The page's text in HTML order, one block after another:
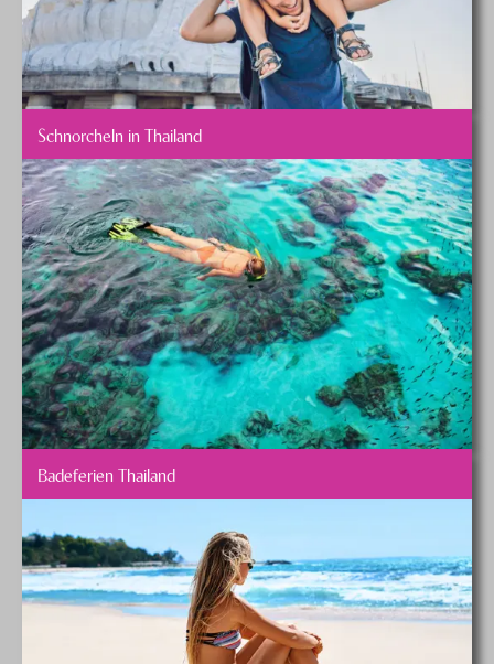
Schnorcheln in Thailand
Badeferien Thailand